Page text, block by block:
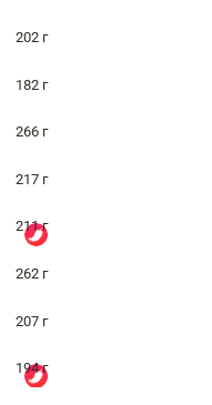
202 г
182 г
266 г
217 г
211 г
262 г
207 г
194 г